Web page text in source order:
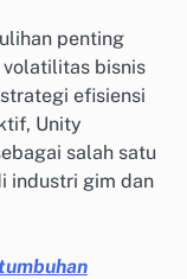
penting
bisnis
efisiensi
Unity
salah satu
industri gim dan